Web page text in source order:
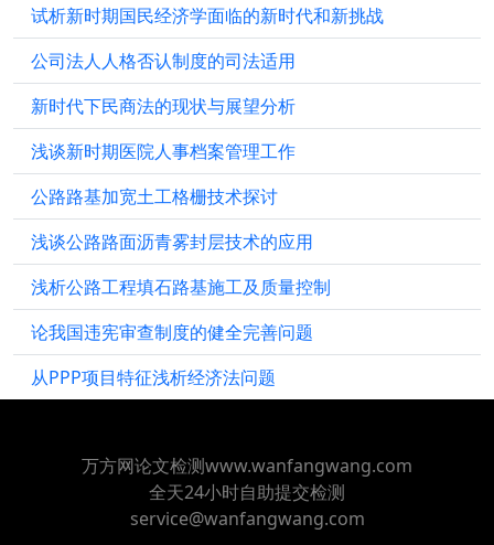
试析新时期国民经济学面临的新时代和新挑战
公司法人人格否认制度的司法适用
新时代下民商法的现状与展望分析
浅谈新时期医院人事档案管理工作
公路路基加宽土工格栅技术探讨
浅谈公路路面沥青雾封层技术的应用
浅析公路工程填石路基施工及质量控制
论我国违宪审查制度的健全完善问题
从PPP项目特征浅析经济法问题
万方网论文检测www.wanfangwang.com
全天24小时自助提交检测
service@wanfangwang.com